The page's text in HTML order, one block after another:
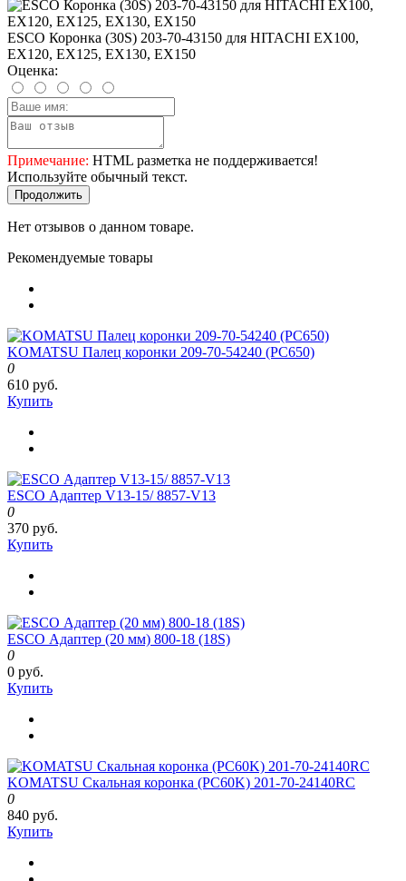
ESCO Коронка (30S) 203-70-43150 для HITACHI EX100,
EX120, EX125, EX130, EX150
Оценка:
Примечание: HTML разметка не поддерживается!
Используйте обычный текст.
Продолжить
Нет отзывов о данном товаре.
Рекомендуемые товары
KOMATSU Палец коронки 209-70-54240 (PC650)
0
610 руб.
Купить
ESCO Адаптер V13-15/ 8857-V13
0
370 руб.
Купить
ESCO Адаптер (20 мм) 800-18 (18S)
0
0 руб.
Купить
KOMATSU Скальная коронка (PC60K) 201-70-24140RC
0
840 руб.
Купить